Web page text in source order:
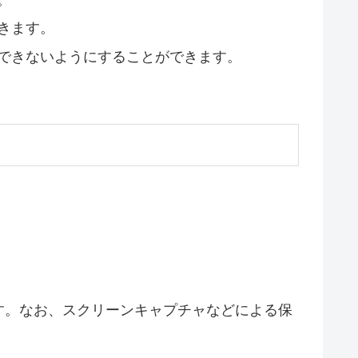
す。
ないようにすることができます。
なお、スクリーンキャプチャなどによる保